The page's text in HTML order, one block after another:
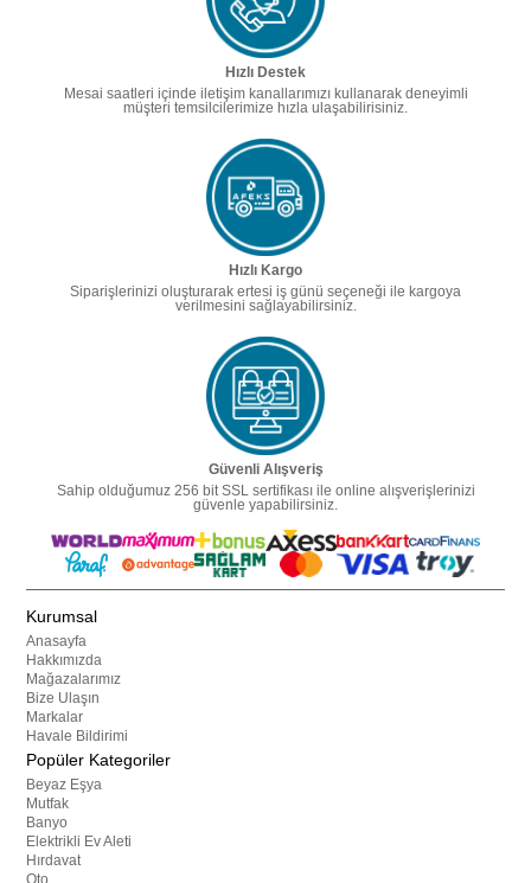
Hızlı Destek
Mesai saatleri içinde iletişim kanallarımızı kullanarak deneyimli
müşteri temsilcilerimize hızla ulaşabilirisiniz.
Hızlı Kargo
Siparişlerinizi oluşturarak ertesi iş günü seçeneği ile kargoya
verilmesini sağlayabilirsiniz.
Güvenli Alışveriş
Sahip olduğumuz 256 bit SSL sertifikası ile online alışverişlerinizi
güvenle yapabilirsiniz.
Kurumsal
Anasayfa
Hakkımızda
Mağazalarımız
Bize Ulaşın
Markalar
Havale Bildirimi
Popüler Kategoriler
Beyaz Eşya
Mutfak
Banyo
Elektrikli Ev Aleti
Hırdavat